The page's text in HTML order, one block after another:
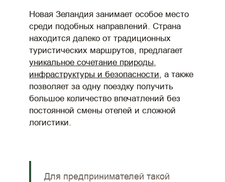
Новая Зеландия занимает особое место
среди подобных направлений. Страна
находится далеко от традиционных
туристических маршрутов, предлагает
уникальное сочетание природы,
инфраструктуры и безопасности , а также
позволяет за одну поездку получить
большое количество впечатлений без
постоянной смены отелей и сложной
логистики.
Для предпринимателей такой